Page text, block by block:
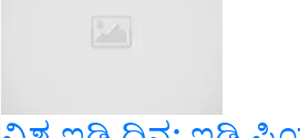
ವಿಶ್ವ ಇಡ್ಲಿ ದಿನ: ಇಡ್ಲಿ